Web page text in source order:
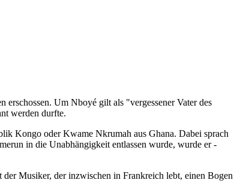
Um Nboyé gilt als "vergessener Vater des
werden durfte.
Kongo oder Kwame Nkrumah aus Ghana. Dabei sprach
in die Unabhängigkeit entlassen wurde, wurde er
Musiker, der inzwischen in Frankreich lebt, einen Bogen